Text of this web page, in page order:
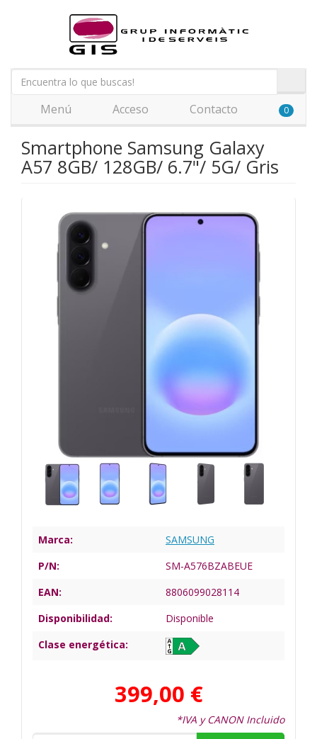
Menú Acceso Contacto 0
Smartphone Samsung Galaxy
A57 8GB/ 128GB/ 6.7"/ 5G/ Gris
Marca:
SAMSUNG
P/N:
SM-A576BZABEUE
EAN:
8806099028114
Disponibilidad:
Disponible
Clase energética:
399,00 €
*IVA y CANON Incluido